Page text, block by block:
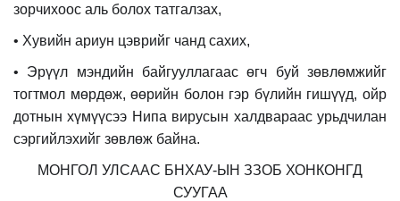
зорчихоос аль болох татгалзах,
• Хувийн ариун цэврийг чанд сахих,
• Эрүүл мэндийн байгууллагаас өгч буй зөвлөмжийг
тогтмол мөрдөж, өөрийн болон гэр бүлийн гишүүд, ойр
дотнын хүмүүсээ Нипа вирусын халдвараас урьдчилан
сэргийлэхийг зөвлөж байна.
МОНГОЛ УЛСААС БНХАУ-ЫН ЗЗОБ ХОНКОНГД
СУУГАА